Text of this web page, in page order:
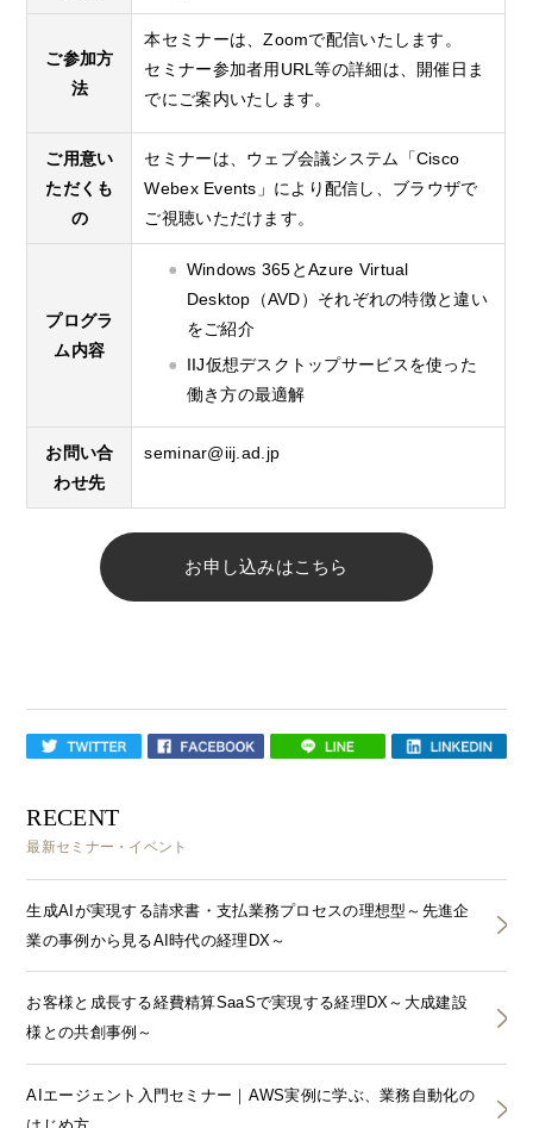
ご参加方
法
本セミナーは、Zoomで配信いたします。
セミナー参加者用URL等の詳細は、開催日ま
でにご案内いたします。
ご用意い
ただくも
の
セミナーは、ウェブ会議システム「Cisco
Webex Events」により配信し、ブラウザで
ご視聴いただけます。
プログラ
ム内容
Windows 365とAzure Virtual
Desktop（AVD）それぞれの特徴と違い
をご紹介
IIJ仮想デスクトップサービスを使った
働き方の最適解
お問い合
わせ先
seminar@iij.ad.jp
お申し込みはこちら
RECENT
最新セミナー・イベント
生成AIが実現する請求書・支払業務プロセスの理想型～先進企
業の事例から見るAI時代の経理DX～
お客様と成長する経費精算SaaSで実現する経理DX～大成建設
様との共創事例～
AIエージェント入門セミナー｜AWS実例に学ぶ、業務自動化の